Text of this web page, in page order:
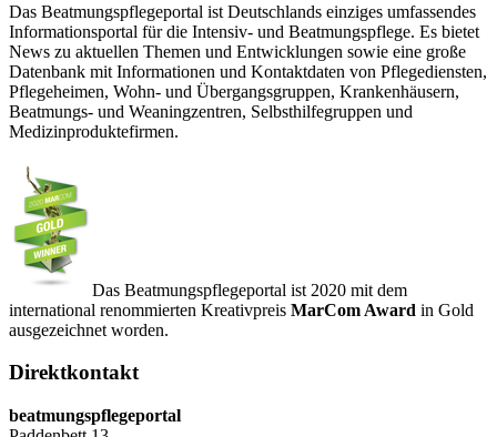
Das Beatmungspflegeportal ist Deutschlands einziges umfassendes
Informationsportal für die Intensiv- und Beatmungspflege. Es bietet
News zu aktuellen Themen und Entwicklungen sowie eine große
Datenbank mit Informationen und Kontaktdaten von Pflegediensten,
Pflegeheimen, Wohn- und Übergangsgruppen, Krankenhäusern,
Beatmungs- und Weaningzentren, Selbsthilfegruppen und
Medizinproduktefirmen.
Das Beatmungspflegeportal ist 2020 mit dem
international renommierten Kreativpreis MarCom Award in Gold
ausgezeichnet worden.
Direktkontakt
beatmungspflegeportal